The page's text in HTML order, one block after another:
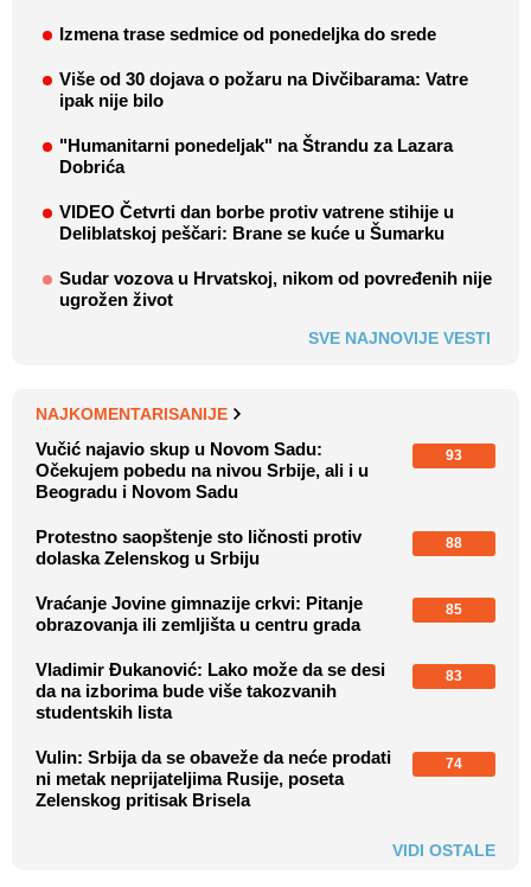
Izmena trase sedmice od ponedeljka do srede
Više od 30 dojava o požaru na Divčibarama: Vatre
ipak nije bilo
"Humanitarni ponedeljak" na Štrandu za Lazara
Dobrića
VIDEO Četvrti dan borbe protiv vatrene stihije u
Deliblatskoj peščari: Brane se kuće u Šumarku
Sudar vozova u Hrvatskoj, nikom od povređenih nije
ugrožen život
SVE NAJNOVIJE VESTI
NAJKOMENTARISANIJE
Vučić najavio skup u Novom Sadu:
Očekujem pobedu na nivou Srbije, ali i u
Beogradu i Novom Sadu
93
Protestno saopštenje sto ličnosti protiv
dolaska Zelenskog u Srbiju
88
Vraćanje Jovine gimnazije crkvi: Pitanje
obrazovanja ili zemljišta u centru grada
85
Vladimir Đukanović: Lako može da se desi
da na izborima bude više takozvanih
studentskih lista
83
Vulin: Srbija da se obaveže da neće prodati
ni metak neprijateljima Rusije, poseta
Zelenskog pritisak Brisela
74
VIDI OSTALE